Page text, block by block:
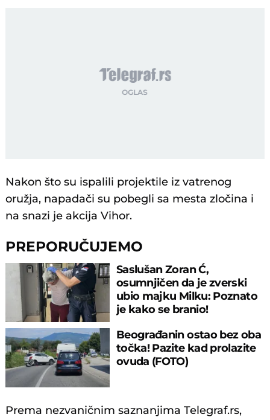
Nakon što su ispalili projektile iz vatrenog
oružja, napadači su pobegli sa mesta zločina i
na snazi je akcija Vihor.
PREPORUČUJEMO
Saslušan Zoran Ć,
osumnjičen da je zverski
ubio majku Milku: Poznato
je kako se branio!
Beograđanin ostao bez oba
točka! Pazite kad prolazite
ovuda (FOTO)
Prema nezvaničnim saznanjima Telegraf.rs,